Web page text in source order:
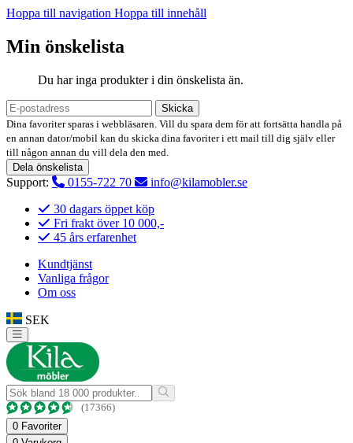
Hoppa till navigation Hoppa till innehåll
Min önskelista
Du har inga produkter i din önskelista än.
Skicka
Dina favoriter sparas i webbläsaren. Vill du spara dem för att fortsätta handla på
en annan dator/mobil kan du skicka dina favoriter i ett mail till dig själv eller
till någon annan du vill dela den med.
Dela önskelista
Support: 0155-722 70
info@kilamobler.se
30 dagars öppet köp
Fri frakt över 10 000,-
45 års erfarenhet
Kundtjänst
Vanliga frågor
Om oss
SEK
(17366)
0 Favoriter